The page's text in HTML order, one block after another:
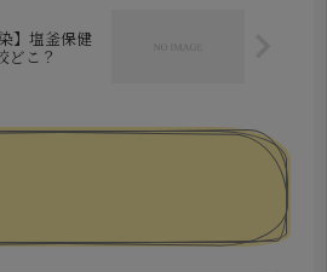
】塩釜保健
どこ？